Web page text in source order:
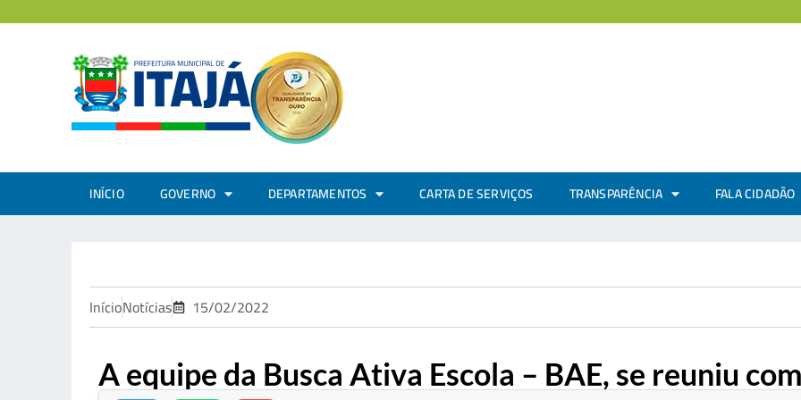
INÍCIO GOVERNO DEPARTAMENTOS CARTA DE SERVIÇOS TRANSPARÊNCIA FALA CIDADÃO
InícioNotícias 15/02/2022
A equipe da Busca Ativa Escola – BAE, se reuniu